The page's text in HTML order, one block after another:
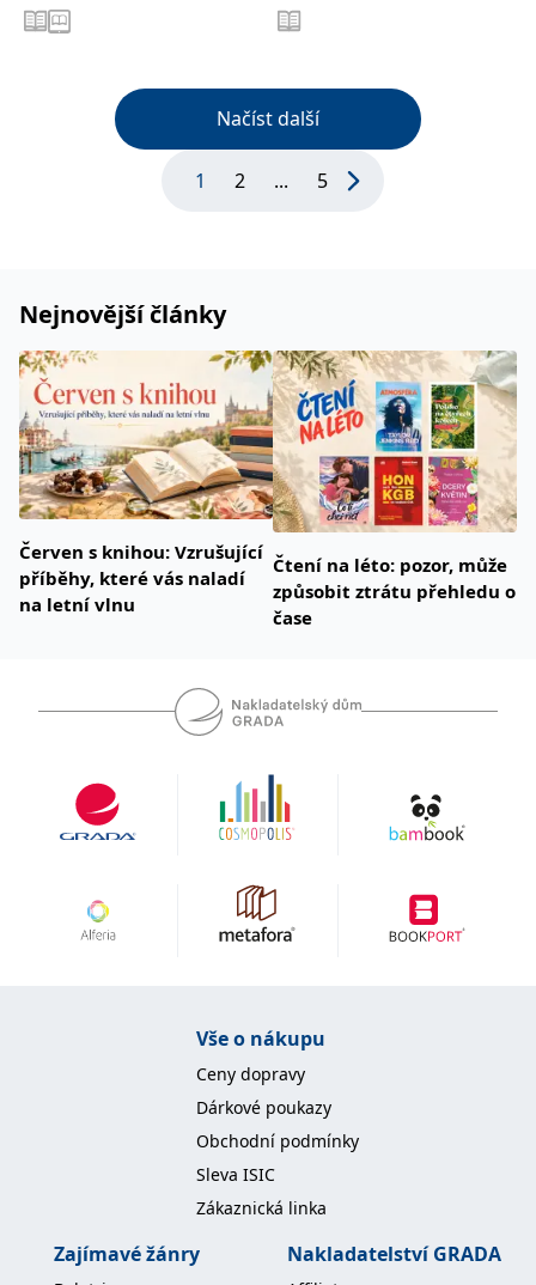
Načíst další
1 2 ... 5
Nejnovější články
Červen s knihou: Vzrušující
příběhy, které vás naladí
na letní vlnu
Čtení na léto: pozor, může
způsobit ztrátu přehledu o
čase
Vše o nákupu
Ceny dopravy
Dárkové poukazy
Obchodní podmínky
Sleva ISIC
Zákaznická linka
Zajímavé žánry Nakladatelství GRADA